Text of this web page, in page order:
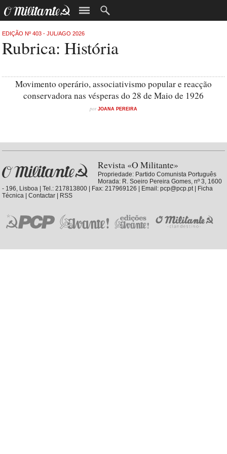
EDIÇÃO Nº 403 - JUL/AGO 2026
Rubrica: História
Movimento operário, associativismo popular e reacção
conservadora nas vésperas do 28 de Maio de 1926
porJOANA PEREIRA
Revista «O Militante»
Propriedade: Partido Comunista Português
Morada: R. Soeiro Pereira Gomes, nº 3, 1600
- 196, Lisboa | Tel.: 217813800 | Fax: 217969126 | Email:pcp@pcp.pt|
Ficha
Técnica |Contactar RSS